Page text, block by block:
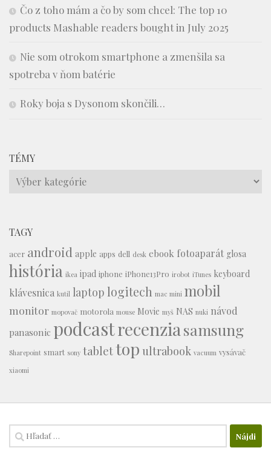
Čo z toho mám a čo by som chcel: The top 10
products Mashable readers bought in July 2025
Nie som otrokom smartphone a zmenšila sa
spotreba v ňom batérie
Roky boja s Dysonom skončili…
TÉMY
Témy
TAGY
acer android apple apps dell desk ebook fotoaparát glosa
história ikea ipad iphone iPhone13Pro irobot iTunes keyboard
klávesnica kutil laptop logitech mac mini mobil
monitor mopovač motorola mouse Movie myš NAS nuki návod
panasonic podcastrecenziasamsung
Sharepoint smart sony tablettop ultrabook vacuum vysávač
xiaomi
Hľadať: